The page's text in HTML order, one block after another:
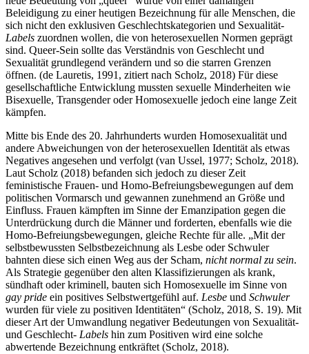
Beleidigung zu einer heutigen Bezeichnung für alle Menschen, die
sich nicht den exklusiven Geschlechtskategorien und Sexualität-
Labels zuordnen wollen, die von heterosexuellen Normen geprägt
sind. Queer-Sein sollte das Verständnis von Geschlecht und
Sexualität grundlegend verändern und so die starren Grenzen
öffnen. (de Lauretis, 1991, zitiert nach Scholz, 2018) Für diese
gesellschaftliche Entwicklung mussten sexuelle Minderheiten wie
Bisexuelle, Transgender oder Homosexuelle jedoch eine lange Zeit
kämpfen.
Mitte bis Ende des 20. Jahrhunderts wurden Homosexualität und
andere Abweichungen von der heterosexuellen Identität als etwas
Negatives angesehen und verfolgt (van Ussel, 1977; Scholz, 2018).
Laut Scholz (2018) befanden sich jedoch zu dieser Zeit
feministische Frauen- und Homo-Befreiungsbewegungen auf dem
politischen Vormarsch und gewannen zunehmend an Größe und
Einfluss. Frauen kämpften im Sinne der Emanzipation gegen die
Unterdrückung durch die Männer und forderten, ebenfalls wie die
Homo-Befreiungsbewegungen, gleiche Rechte für alle. „Mit der
selbstbewussten Selbstbezeichnung als Lesbe oder Schwuler
bahnten diese sich einen Weg aus der Scham, nicht normal zu sein.
Als Strategie gegenüber den alten Klassifizierungen als krank,
sündhaft oder kriminell, bauten sich Homosexuelle im Sinne von
gay pride ein positives Selbstwertgefühl auf. Lesbe und Schwuler
wurden für viele zu positiven Identitäten“ (Scholz, 2018, S. 19). Mit
dieser Art der Umwandlung negativer Bedeutungen von Sexualität-
und Geschlecht- Labels hin zum Positiven wird eine solche
abwertende Bezeichnung entkräftet (Scholz, 2018).